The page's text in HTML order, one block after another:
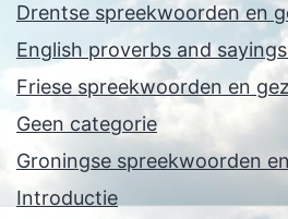
Drentse spreekwoorden en
English proverbs and
Friese spreekwoorden en
Geen categorie
Groningse spreekwoorden
Introductie